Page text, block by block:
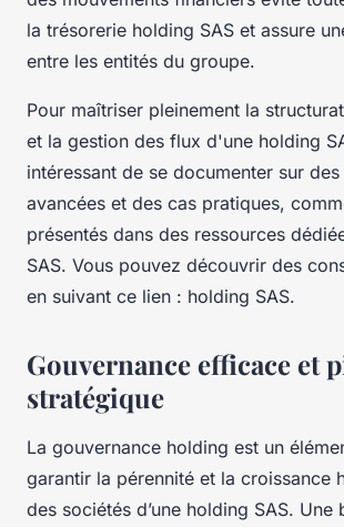
la trésorerie holding SAS et assure
entre les entités du groupe.
Pour maîtriser pleinement la
et la gestion des flux d'une holding
intéressant de se documenter sur
avancées et des cas pratiques,
présentés dans des ressources
SAS. Vous pouvez découvrir des
en suivant ce lien : holding SAS.
Gouvernance efficace et
stratégique
La gouvernance holding est un
garantir la pérennité et la croissance
des sociétés d’une holding SAS. Une